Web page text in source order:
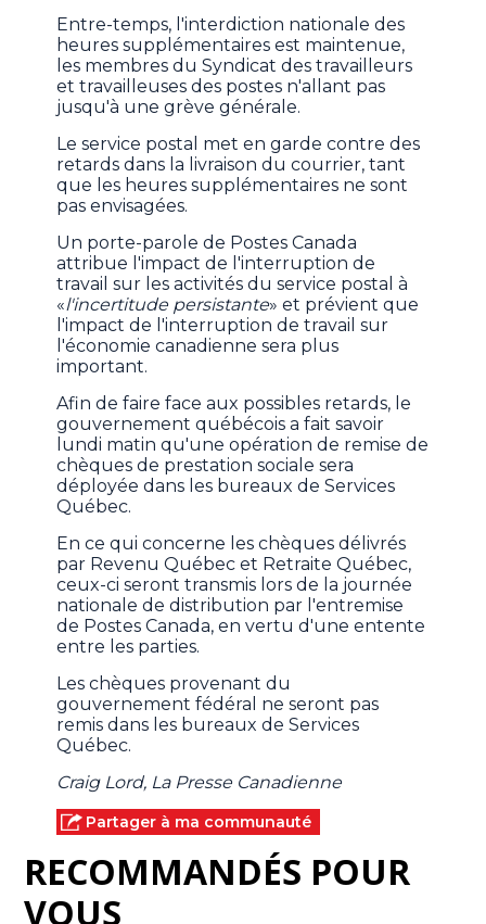
Entre-temps, l'interdiction nationale des
heures supplémentaires est maintenue,
les membres du Syndicat des travailleurs
et travailleuses des postes n'allant pas
jusqu'à une grève générale.
Le service postal met en garde contre des
retards dans la livraison du courrier, tant
que les heures supplémentaires ne sont
pas envisagées.
Un porte-parole de Postes Canada
attribue l'impact de l'interruption de
travail sur les activités du service postal à
«l'incertitude persistante» et prévient que
l'impact de l'interruption de travail sur
l'économie canadienne sera plus
important.
Afin de faire face aux possibles retards, le
gouvernement québécois a fait savoir
lundi matin qu'une opération de remise de
chèques de prestation sociale sera
déployée dans les bureaux de Services
Québec.
En ce qui concerne les chèques délivrés
par Revenu Québec et Retraite Québec,
ceux-ci seront transmis lors de la journée
nationale de distribution par l'entremise
de Postes Canada, en vertu d'une entente
entre les parties.
Les chèques provenant du
gouvernement fédéral ne seront pas
remis dans les bureaux de Services
Québec.
Craig Lord, La Presse Canadienne
Partager à ma communauté
RECOMMANDÉS POUR
VOUS